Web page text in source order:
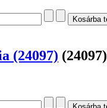
(24097) (24097)